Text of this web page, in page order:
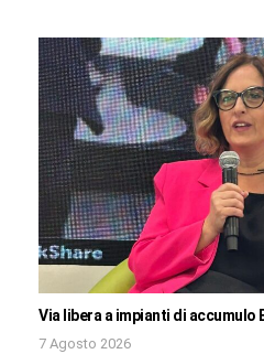
Via libera a impianti di accumulo
7 Agosto 2026